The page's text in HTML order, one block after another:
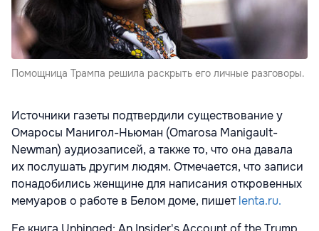
Помощница Трампа решила раскрыть его личные разговоры.
Источники газеты подтвердили существование у
Омаросы Манигол-Ньюман (Omarosa Manigault-
Newman) аудиозаписей, а также то, что она давала
их послушать другим людям. Отмечается, что записи
понадобились женщине для написания откровенных
мемуаров о работе в Белом доме, пишетlenta.ru.